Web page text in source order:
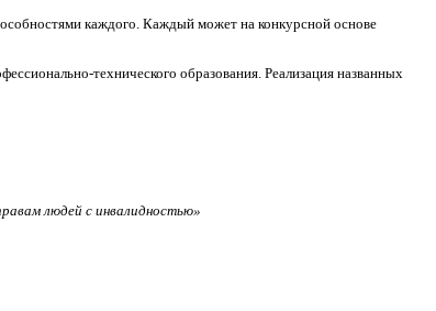
каждого. Каждый может на конкурсной основе
технического образования. Реализация названных
людей с инвалидностью»